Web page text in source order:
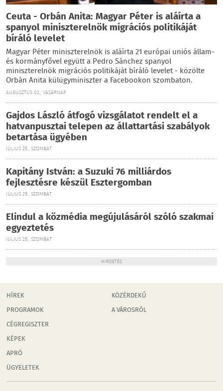
Ceuta - Orbán Anita: Magyar Péter is aláírta a
spanyol miniszterelnök migrációs politikáját
bíráló levelet
Magyar Péter miniszterelnök is aláírta 21 európai uniós állam-
és kormányfővel együtt a Pedro Sánchez spanyol
miniszterelnök migrációs politikáját bíráló levelet - közölte
Orbán Anita külügyminiszter a Facebookon szombaton.
AUGUSZTUS 02., VASÁRNAP
Gajdos László átfogó vizsgálatot rendelt el a
hatvanpusztai telepen az állattartási szabályok
betartása ügyében
JÚLIUS 25., SZOMBAT
Kapitány István: a Suzuki 76 milliárdos
fejlesztésre készül Esztergomban
JÚLIUS 25., SZOMBAT
Elindul a közmédia megújulásáról szóló szakmai
egyeztetés
JÚLIUS 25., SZOMBAT
HIRDETÉS
HÍREK
PROGRAMOK
CÉGREGISZTER
KÉPEK
APRÓ
ÜGYELETEK
KÖZÉRDEKŰ
A VÁROSRÓL